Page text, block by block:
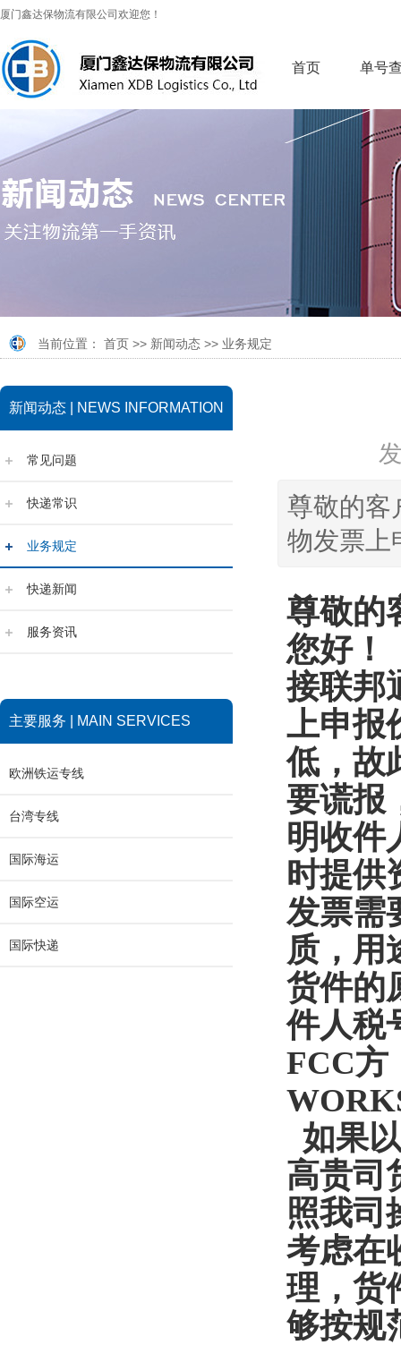
厦门鑫达保物流有限公司欢迎您！
首页 单号
当前位置： 首页 >> 新闻动态 >> 业务规定
新闻动态 | NEWS INFORMATION
常见问题
快递常识
业务规定
快递新闻
服务资讯
主要服务 | MAIN SERVICES
欧洲铁运专线
台湾专线
国际海运
国际空运
国际快递
尊敬的客
物发票上
尊敬的
您好！
接联邦
上申报
低，故
要谎报
明收件
时提供
发票需
质，用
货件的
件人税
FCC方
如果
高贵司
照我司
考虑在
理，货
够按规